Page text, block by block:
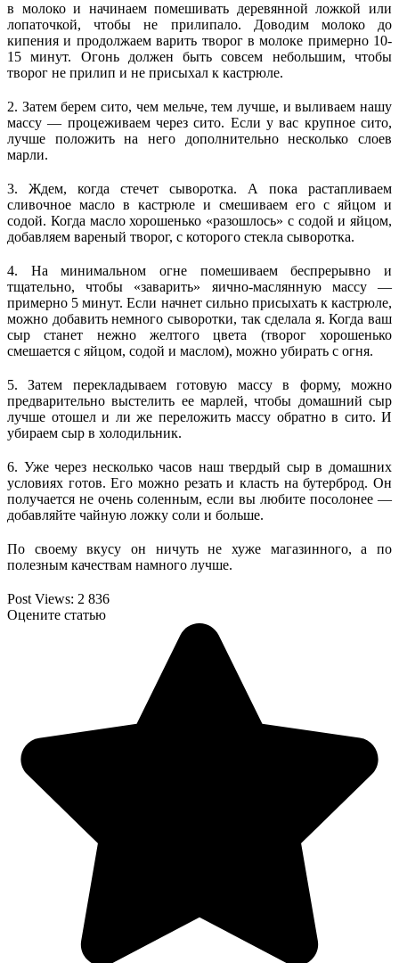
в молоко и начинаем помешивать деревянной ложкой или
лопаточкой, чтобы не прилипало. Доводим молоко до
кипения и продолжаем варить творог в молоке примерно 10-
15 минут. Огонь должен быть совсем небольшим, чтобы
творог не прилип и не присыхал к кастрюле.
2. Затем берем сито, чем мельче, тем лучше, и выливаем нашу
массу — процеживаем через сито. Если у вас крупное сито,
лучше положить на него дополнительно несколько слоев
марли.
3. Ждем, когда стечет сыворотка. А пока растапливаем
сливочное масло в кастрюле и смешиваем его с яйцом и
содой. Когда масло хорошенько «разошлось» с содой и яйцом,
добавляем вареный творог, с которого стекла сыворотка.
4. На минимальном огне помешиваем беспрерывно и
тщательно, чтобы «заварить» яично-маслянную массу —
примерно 5 минут. Если начнет сильно присыхать к кастрюле,
можно добавить немного сыворотки, так сделала я. Когда ваш
сыр станет нежно желтого цвета (творог хорошенько
смешается с яйцом, содой и маслом), можно убирать с огня.
5. Затем перекладываем готовую массу в форму, можно
предварительно выстелить ее марлей, чтобы домашний сыр
лучше отошел и ли же переложить массу обратно в сито. И
убираем сыр в холодильник.
6. Уже через несколько часов наш твердый сыр в домашних
условиях готов. Его можно резать и класть на бутерброд. Он
получается не очень соленным, если вы любите посолонее —
добавляйте чайную ложку соли и больше.
По своему вкусу он ничуть не хуже магазинного, а по
полезным качествам намного лучше.
Post Views: 2 836
Оцените статью